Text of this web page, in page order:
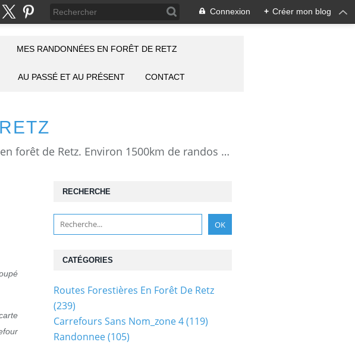
Connexion + Créer mon blog
la Forêt de Retz vue autrement: description de mes randonnées en forêt de Retz. Environ 1500km de randos et 25000 photos pour montrer cette forêt magnifique et ses particularités: les lieux atypiques comme la Pierre Clouise, la Cave du Diable, la Pierre Fortière, la Grotte Saint-Antoine ... Mais aussi les 360 carrefours nommés, plus de 100 routes forestières, les étangs, des villages et hameaux
MES RANDONNÉES EN FORÊT DE RETZ
AU PASSÉ ET AU PRÉSENT CONTACT
RECHERCHE
CATÉGORIES
Routes Forestières En Forêt De Retz
(239)
Carrefours Sans Nom_zone 4(119)
Randonnee(105)